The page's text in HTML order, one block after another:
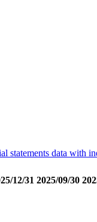
statements data with
12/31 2025/09/30